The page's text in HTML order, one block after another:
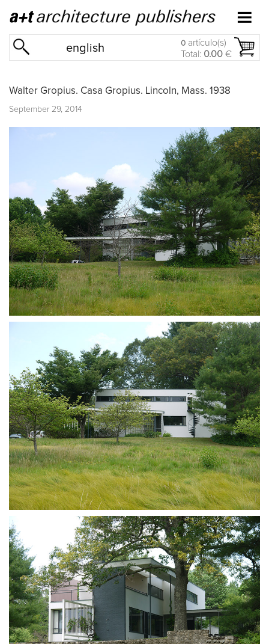
english 0 artículo(s)
Total: 0.00 €
Walter Gropius. Casa Gropius. Lincoln, Mass. 1938
September 29, 2014